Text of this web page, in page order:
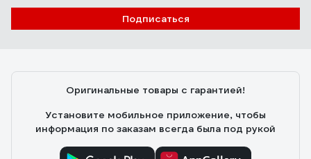
Подписаться
Оригинальные товары с гарантией!
Установите мобильное приложение, чтобы
информация по заказам всегда была под рукой